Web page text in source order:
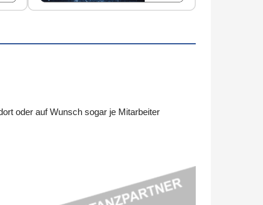
oder auf Wunsch sogar je Mitarbeiter